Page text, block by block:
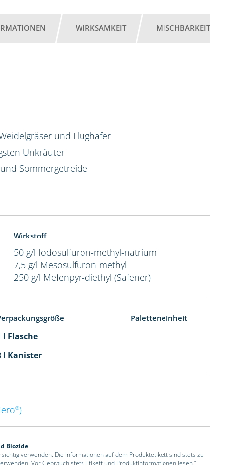
WIRKSAMKEIT MISCHBARKEIT
und Flughafer
Unkräuter
Sommergetreide
Wirkstoff
50 g/l Iodosulfuron-methyl-natrium
7,5 g/l Mesosulfuron-methyl
250 g/l Mefenpyr-diethyl (Safener)
Paletteneinheit
l Flasche
l Kanister
®)
Biozide
verwenden. Die Informationen auf dem Produktetikett sind stets zu
Vor Gebrauch stets Etikett und Produktinformationen lesen.“